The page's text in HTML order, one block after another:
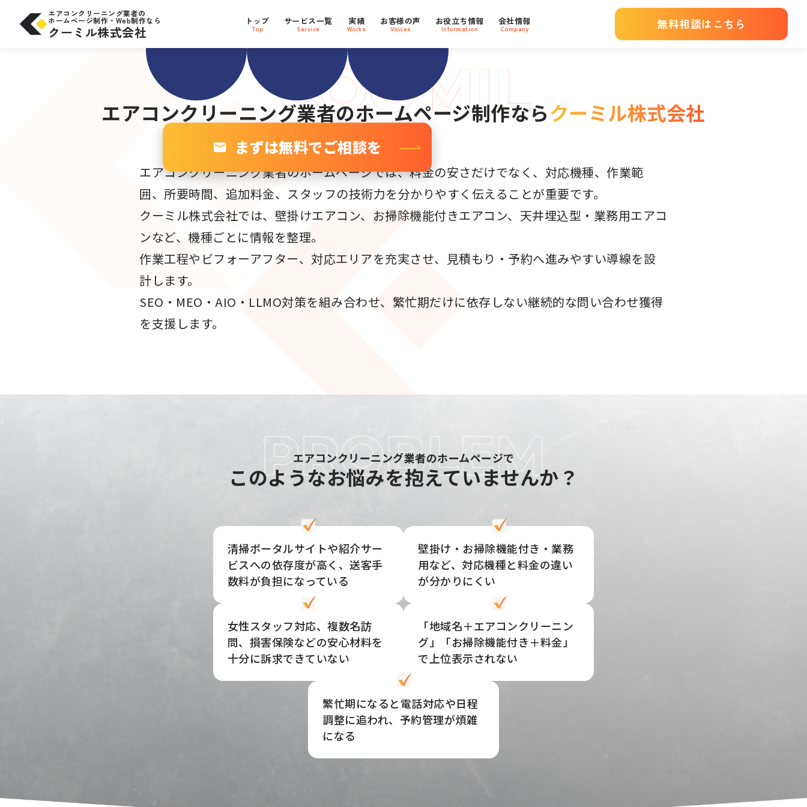
エアコンクリーニング業者の
ホームページ制作・Web制作なら
クーミル株式会社
トップ
Top
サービス一覧
Service
実績
Works
お客様の声
Voices
お役立ち情報
Information
会社情報
Company 無料相談はこちら
サイト設計 Webサイト 800社
まずは無料でご相談を
エアコンクリーニング業者のホームページ制作ならクーミル株式会社
エアコンクリーニング業者のホームページでは、料金の安さだけでなく、対応機種、作業範
囲、所要時間、追加料金、スタッフの技術力を分かりやすく伝えることが重要です。
クーミル株式会社では、壁掛けエアコン、お掃除機能付きエアコン、天井埋込型・業務用エアコ
ンなど、機種ごとに情報を整理。
作業工程やビフォーアフター、対応エリアを充実させ、見積もり・予約へ進みやすい導線を設
計します。
SEO・MEO・AIO・LLMO対策を組み合わせ、繁忙期だけに依存しない継続的な問い合わせ獲得
を支援します。
エアコンクリーニング業者のホームページで
このようなお悩みを抱えていませんか？
清掃ポータルサイトや紹介サー
ビスへの依存度が高く、送客手
数料が負担になっている
壁掛け・お掃除機能付き・業務
用など、対応機種と料金の違い
が分かりにくい
女性スタッフ対応、複数名訪
問、損害保険などの安心材料を
十分に訴求できていない
「地域名＋エアコンクリーニン
グ」「お掃除機能付き＋料金」
で上位表示されない
繁忙期になると電話対応や日程
調整に追われ、予約管理が煩雑
になる